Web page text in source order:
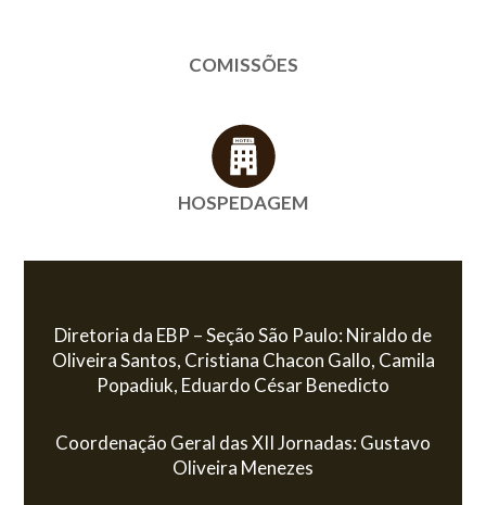
COMISSÕES
HOSPEDAGEM
Diretoria da EBP – Seção São Paulo: Niraldo de
Oliveira Santos, Cristiana Chacon Gallo, Camila
Popadiuk, Eduardo César Benedicto
Coordenação Geral das XII Jornadas: Gustavo
Oliveira Menezes